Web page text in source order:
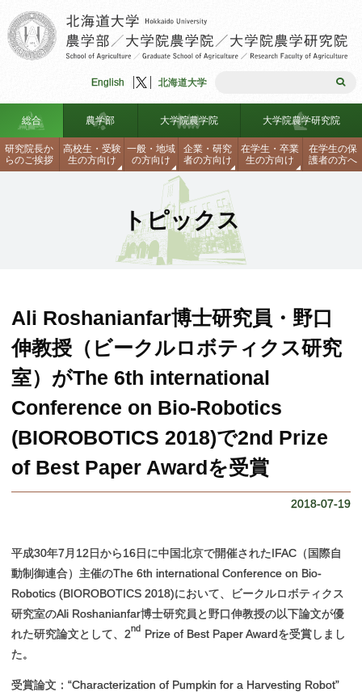
English 北海道大学
総合 農学部 大学院農学院 大学院農学研究院
研究院長か
らのご挨拶
高校生 ・ 受験
生の方向け
一般 ・地域
の方向け
企業 ・研究
者の方向け
在学生 ・卒業
生の方向け
在学生の保
護者の方へ
大学院入試
見学・説明会・資料請求・刊行
研究院長からのご挨拶
海外留学制度
免許・資格 研究生・聴講生・科目等履修生
学部、大学院データテーブル 教員一覧
お問合せ・アクセス
理念・組織図
大学院入試
研究生・聴講生・科目等履修生 連携協定
学部、大学院データテーブル 教員一覧
農学部とゆかりのある団体 お問合せ・アクセス
採用情報（教員以外）
沿革
教員一覧
学部、大学院データテーブル
ズ集
教員公募情報 お問合せ・アクセス
アグリサイエンス研究開発室
海外留学制度
農学部安全ハンドブック 研究生・聴講生・科目等履修生
各種手続き、証明書の請求方法 関連センター・施設・リンク
お問合せ・アクセス
トピックス
Ali Roshanianfar博士研究員・野口
伸教授（ビークルロボティクス研究
室）がThe 6th international
Conference on Bio-Robotics
(BIOROBOTICS 2018)で2nd Prize
of Best Paper Awardを受賞
2018-07-19
平成30年7月12日から16日に中国北京で開催されたIFAC（国際自
動制御連合）主催のThe 6th international Conference on Bio-
Robotics (BIOROBOTICS 2018)において、ビークルロボティクス
研究室のAli Roshanianfar博士研究員と野口伸教授の以下論文が優
れた研究論文として、2nd Prize of Best Paper Awardを受賞しまし
た。
受賞論文：“Characterization of Pumpkin for a Harvesting Robot”